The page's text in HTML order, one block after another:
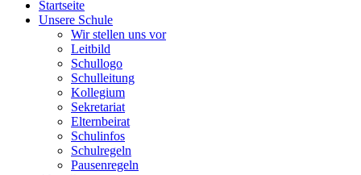
Startseite
Unsere Schule
Wir stellen uns vor
Leitbild
Schullogo
Schulleitung
Kollegium
Sekretariat
Elternbeirat
Schulinfos
Schulregeln
Pausenregeln